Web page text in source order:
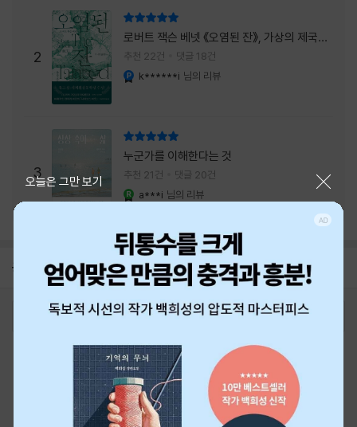
2
로버트 잭슨 베넷 《오염된 잔》, 가상의 제국이
주는 실감과 미스터리 사건의 치밀함이 이루어
내는 최상의 시너지...
추천 22건 댓글 18건
k******i 님의 리뷰
3
누군가를 이해한다는 것
추천 21건 댓글 20건
a***i 님의 리뷰
공지 26년 NBCI 수상 안내
2026-08-01
오늘은 그만 보기
로그인 최근 본 상품 주문/배송
고객센터 1544-3800 티켓 1544-6399
중고샵 1566-4295
eBook 1:1문의/채팅상담
예스이십사(주) 사업자 정보
이용약관
개인정보처리방침
청소년보호정책